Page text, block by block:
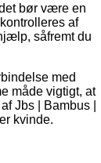
bør være en
af
såfremt du
med
måde vigtigt, at
Jbs | Bambus |
kvinde.